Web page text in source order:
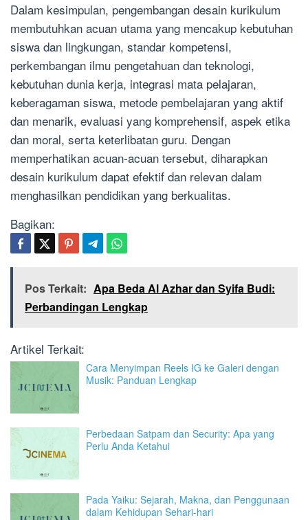
Dalam kesimpulan, pengembangan desain kurikulum
membutuhkan acuan utama yang mencakup kebutuhan
siswa dan lingkungan, standar kompetensi,
perkembangan ilmu pengetahuan dan teknologi,
kebutuhan dunia kerja, integrasi mata pelajaran,
keberagaman siswa, metode pembelajaran yang aktif
dan menarik, evaluasi yang komprehensif, aspek etika
dan moral, serta keterlibatan guru. Dengan
memperhatikan acuan-acuan tersebut, diharapkan
desain kurikulum dapat efektif dan relevan dalam
menghasilkan pendidikan yang berkualitas.
Bagikan:
Pos Terkait: Apa Beda Al Azhar dan Syifa Budi:
Perbandingan Lengkap
Artikel Terkait:
Cara Menyimpan Reels IG ke Galeri dengan
Musik: Panduan Lengkap
Perbedaan Satpam dan Security: Apa yang
Perlu Anda Ketahui
Pada Yaiku: Sejarah, Makna, dan Penggunaan
dalam Kehidupan Sehari-hari